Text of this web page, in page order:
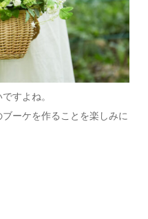
すよね。
ーケを作ることを楽しみに